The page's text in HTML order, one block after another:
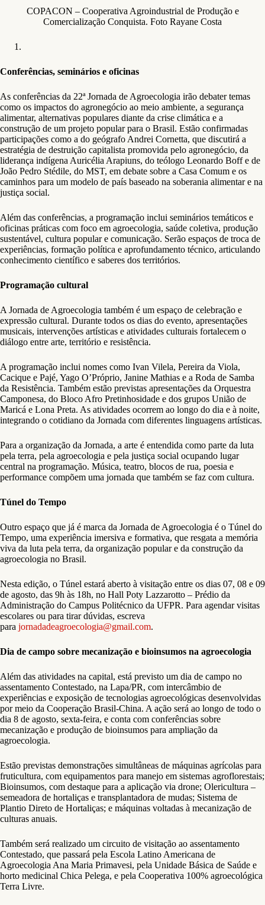
COPACON – Cooperativa Agroindustrial de Produção e
Comercialização Conquista. Foto Rayane Costa
Conferências, seminários e oficinas
As conferências da 22ª Jornada de Agroecologia irão debater temas
como os impactos do agronegócio ao meio ambiente, a segurança
alimentar, alternativas populares diante da crise climática e a
construção de um projeto popular para o Brasil. Estão confirmadas
participações como a do geógrafo Andrei Cornetta, que discutirá a
estratégia de destruição capitalista promovida pelo agronegócio, da
liderança indígena Auricélia Arapiuns, do teólogo Leonardo Boff e de
João Pedro Stédile, do MST, em debate sobre a Casa Comum e os
caminhos para um modelo de país baseado na soberania alimentar e na
justiça social.
Além das conferências, a programação inclui seminários temáticos e
oficinas práticas com foco em agroecologia, saúde coletiva, produção
sustentável, cultura popular e comunicação. Serão espaços de troca de
experiências, formação política e aprofundamento técnico, articulando
conhecimento científico e saberes dos territórios.
Programação cultural
A Jornada de Agroecologia também é um espaço de celebração e
expressão cultural. Durante todos os dias do evento, apresentações
musicais, intervenções artísticas e atividades culturais fortalecem o
diálogo entre arte, território e resistência.
A programação inclui nomes como Ivan Vilela, Pereira da Viola,
Cacique e Pajé, Yago O’Próprio, Janine Mathias e a Roda de Samba
da Resistência. Também estão previstas apresentações da Orquestra
Camponesa, do Bloco Afro Pretinhosidade e dos grupos União de
Maricá e Lona Preta. As atividades ocorrem ao longo do dia e à noite,
integrando o cotidiano da Jornada com diferentes linguagens artísticas.
Para a organização da Jornada, a arte é entendida como parte da luta
pela terra, pela agroecologia e pela justiça social ocupando lugar
central na programação. Música, teatro, blocos de rua, poesia e
performance compõem uma jornada que também se faz com cultura.
Túnel do Tempo
Outro espaço que já é marca da Jornada de Agroecologia é o Túnel do
Tempo, uma experiência imersiva e formativa, que resgata a memória
viva da luta pela terra, da organização popular e da construção da
agroecologia no Brasil.
Nesta edição, o Túnel estará aberto à visitação entre os dias 07, 08 e 09
de agosto, das 9h às 18h, no Hall Poty Lazzarotto – Prédio da
Administração do Campus Politécnico da UFPR. Para agendar visitas
escolares ou para tirar dúvidas, escreva
para jornadadeagroecologia@gmail.com.
Dia de campo sobre mecanização e bioinsumos na agroecologia
Além das atividades na capital, está previsto um dia de campo no
assentamento Contestado, na Lapa/PR, com intercâmbio de
experiências e exposição de tecnologias agroecológicas desenvolvidas
por meio da Cooperação Brasil-China. A ação será ao longo de todo o
dia 8 de agosto, sexta-feira, e conta com conferências sobre
mecanização e produção de bioinsumos para ampliação da
agroecologia.
Estão previstas demonstrações simultâneas de máquinas agrícolas para
fruticultura, com equipamentos para manejo em sistemas agroflorestais;
Bioinsumos, com destaque para a aplicação via drone; Olericultura –
semeadora de hortaliças e transplantadora de mudas; Sistema de
Plantio Direto de Hortaliças; e máquinas voltadas à mecanização de
culturas anuais.
Também será realizado um circuito de visitação ao assentamento
Contestado, que passará pela Escola Latino Americana de
Agroecologia Ana Maria Primavesi, pela Unidade Básica de Saúde e
horto medicinal Chica Pelega, e pela Cooperativa 100% agroecológica
Terra Livre.